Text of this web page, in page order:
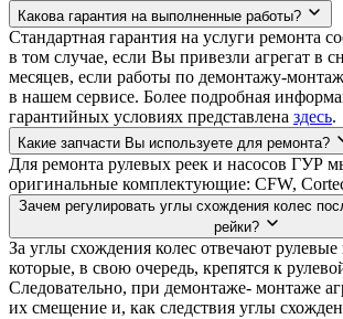
Какова гарантия на выполненные работы?
Стандартная гарантия на услуги ремонта
в том случае, если Вы привезли агрегат в
месяцев, если работы по демонтажу-
в нашем сервисе. Более подробная
гарантийных условиях представлена здесь.
Какие запчасти Вы используете для ремонта?
Для ремонта рулевых реек и насосов ГУР
оригинальные комплектующие: CFW,
Зачем регулировать углы схождения колес
рейки?
За углы схождения колес отвечают
которые, в свою очередь, крепятся к
Следовательно, при демонтаже- монтаже
их смещение и, как следствия углы